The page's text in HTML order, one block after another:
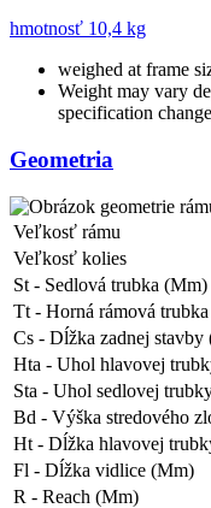
hmotnosť 10,4 kg
weighed at frame
Weight may vary
specification
Geometria
Veľkosť rámu
Veľkosť kolies
St - Sedlová trubka (Mm)
Tt - Horná rámová
Cs - Dĺžka zadnej stavby
Hta - Uhol hlavovej
Sta - Uhol sedlovej
Bd - Výška stredového
Ht - Dĺžka hlavovej
Fl - Dĺžka vidlice (Mm)
R - Reach (Mm)